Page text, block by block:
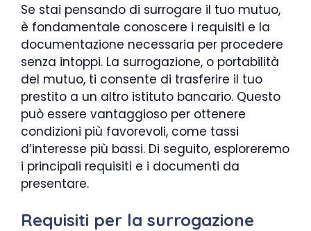
Se stai pensando di surrogare il tuo mutuo,
è fondamentale conoscere i requisiti e la
documentazione necessaria per procedere
senza intoppi. La surrogazione, o portabilità
del mutuo, ti consente di trasferire il tuo
prestito a un altro istituto bancario. Questo
può essere vantaggioso per ottenere
condizioni più favorevoli, come tassi
d’interesse più bassi. Di seguito, esploreremo
i principali requisiti e i documenti da
presentare.
Requisiti per la surrogazione